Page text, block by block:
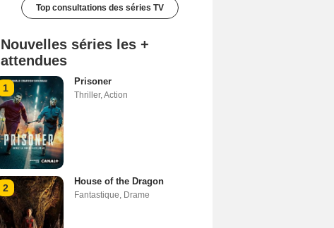
Top consultations des séries TV
Nouvelles séries les +
attendues
1
Prisoner
Thriller,Action
2
House of the Dragon
Fantastique, Drame